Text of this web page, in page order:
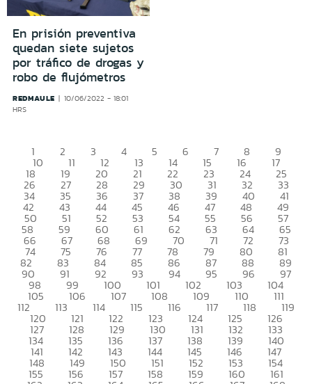
En prisión preventiva
quedan siete sujetos
por tráfico de drogas y
robo de flujómetros
REDMAULE
10/06/2022 - 18:01
HRS
1 2 3 4 5 6 7 8 9
10 11 12 13 14 15 16 17
18 19 20 21 22 23 24 25
26 27 28 29 30 31 32 33
34 35 36 37 38 39 40 41
42 43 44 45 46 47 48 49
50 51 52 53 54 55 56 57
58 59 60 61 62 63 64 65
66 67 68 69 70 71 72 73
74 75 76 77 78 79 80 81
82 83 84 85 86 87 88 89
90 91 92 93 94 95 96 97
98 99 100 101 102 103 104
105 106 107 108 109 110 111
112 113 114 115 116 117 118 119
120 121 122 123 124 125 126
127 128 129 130 131 132 133
134 135 136 137 138 139 140
141 142 143 144 145 146 147
148 149 150 151 152 153 154
155 156 157 158 159 160 161